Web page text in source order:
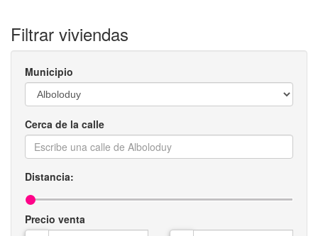
Filtrar viviendas
Municipio
Cerca de la calle
Distancia:
Precio venta